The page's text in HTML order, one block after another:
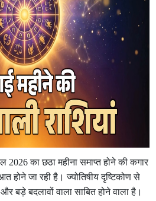
2026 का छठा महीना समाप्त होने की कगार
जा रही है। ज्योतिषीय दृष्टिकोण से
बड़े बदलावों वाला साबित होने वाला है।